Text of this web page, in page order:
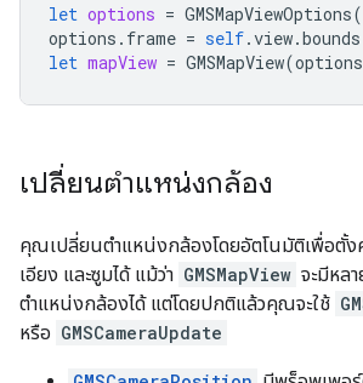
let options = GMSMapViewOptions
options . frame = self.view.bounds
let mapView = GMSMapView(options
เปลี่ยนตำแหน่งกล้อง
คุณเปลี่ยนตำแหน่งกล้องโดยอัตโนมัติเพื่อตั้ง
เอียง และซูมได้ แม้ว่า GMSMapView จะมีหล
ตำแหน่งกล้องได้ แต่โดยปกติแล้วคุณจะใช้
หรือ GMSCameraUpdate